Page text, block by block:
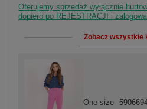
Oferujemy sprzedaż wyłącznie
dopiero po REJESTRACJI i
Zobacz wszystkie
One size